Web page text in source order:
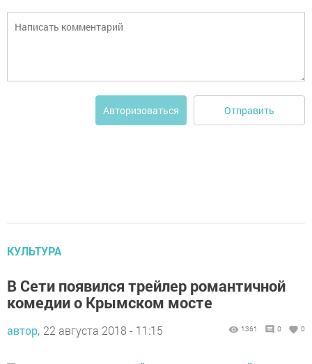
Авторизоваться Отправить
КУЛЬТУРА
В Сети появился трейлер романтичной
комедии о Крымском мосте
автор, 22 августа 2018 - 11:15 1361 0 0